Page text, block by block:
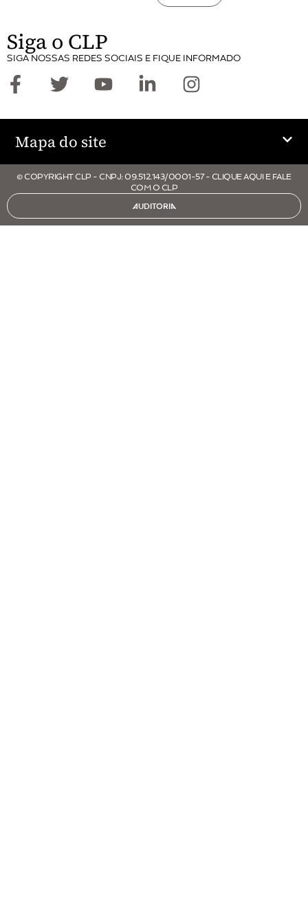
Siga o CLP
SIGA NOSSAS REDES SOCIAIS E FIQUE INFORMADO
Mapa do site
© COPYRIGHT CLP - CNPJ: 09.512.143/0001-57 - CLIQUE AQUI E FALE
COM O CLP
AUDITORIA